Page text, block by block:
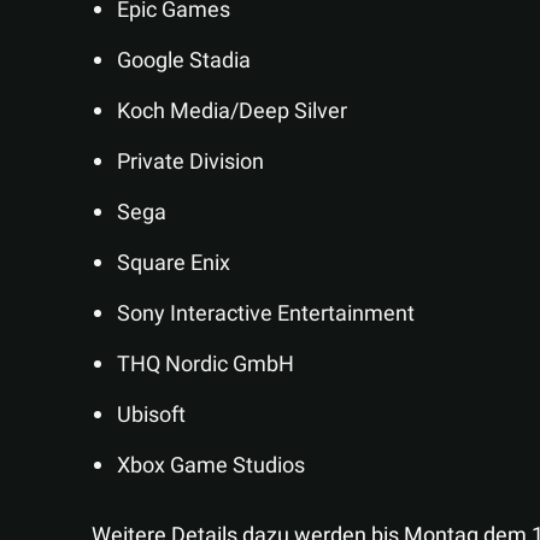
Epic Games
Google Stadia
Koch Media/Deep Silver
Private Division
Sega
Square Enix
Sony Interactive Entertainment
THQ Nordic GmbH
Ubisoft
Xbox Game Studios